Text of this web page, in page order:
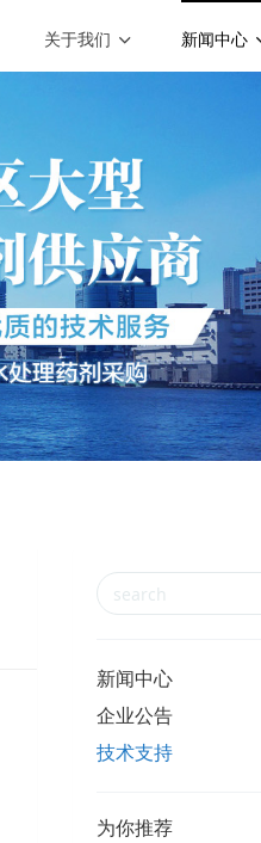
关于我们 新闻中心
新闻中心
企业公告
技术支持
为你推荐